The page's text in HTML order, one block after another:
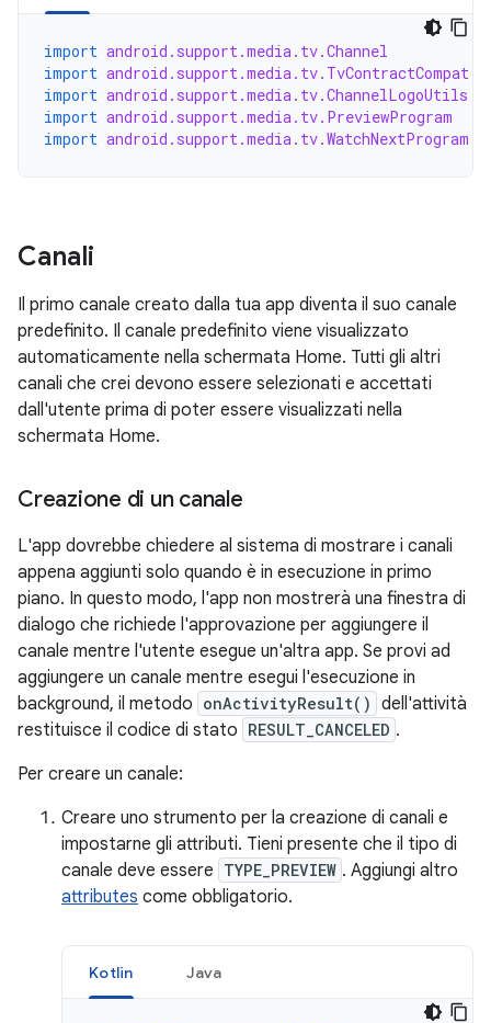
import android.support.media.tv.Channel
import android.support.media.tv.TvContractCompat
import android.support.media.tv.ChannelLogoUtils
import android.support.media.tv.PreviewProgram
import android.support.media.tv.WatchNextProgram
Canali
Il primo canale creato dalla tua app diventa il suo canale
predefinito. Il canale predefinito viene visualizzato
automaticamente nella schermata Home. Tutti gli altri
canali che crei devono essere selezionati e accettati
dall'utente prima di poter essere visualizzati nella
schermata Home.
Creazione di un canale
L'app dovrebbe chiedere al sistema di mostrare i canali
appena aggiunti solo quando è in esecuzione in primo
piano. In questo modo, l'app non mostrerà una finestra di
dialogo che richiede l'approvazione per aggiungere il
canale mentre l'utente esegue un'altra app. Se provi ad
aggiungere un canale mentre esegui l'esecuzione in
background, il metodo onActivityResult() dell'attività
restituisce il codice di stato RESULT_CANCELED .
Per creare un canale:
Creare uno strumento per la creazione di canali e
impostarne gli attributi. Tieni presente che il tipo di
canale deve essere TYPE_PREVIEW . Aggiungi altro
attributes come obbligatorio.
Kotlin Java